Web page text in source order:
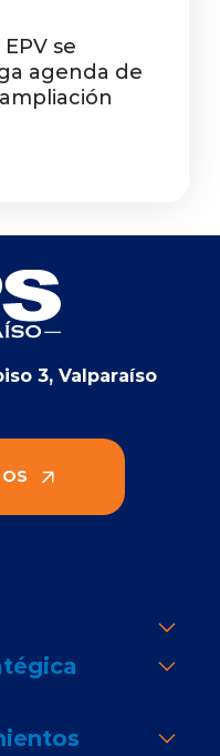
se
agenda de
3, Valparaíso